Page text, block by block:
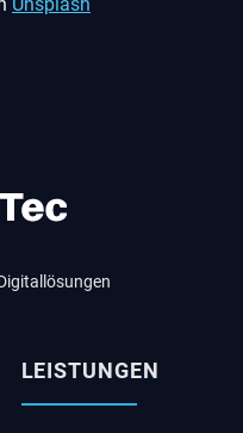
LEISTUNGEN